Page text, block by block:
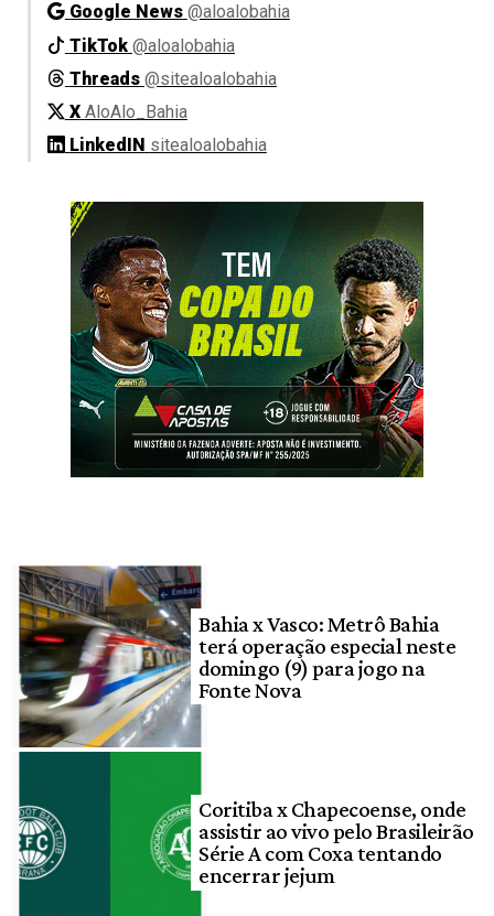
Google News @aloalobahia
TikTok @aloalobahia
Threads @sitealoalobahia
X AloAlo_Bahia
LinkedIN sitealoalobahia
Bahia x Vasco: Metrô Bahia
terá operação especial neste
domingo (9) para jogo na
Fonte Nova
Coritiba x Chapecoense, onde
assistir ao vivo pelo Brasileirão
Série A com Coxa tentando
encerrar jejum